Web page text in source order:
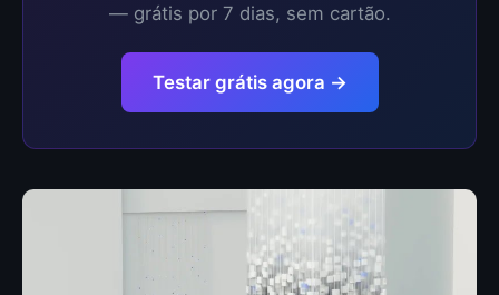
— grátis por 7 dias, sem cartão.
Testar grátis agora →